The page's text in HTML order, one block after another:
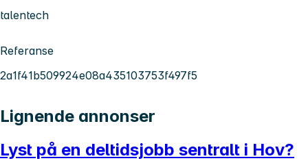
talentech
Referanse
2a1f41b509924e08a435103753f497f5
Lignende annonser
Lyst på en deltidsjobb sentralt i Hov?